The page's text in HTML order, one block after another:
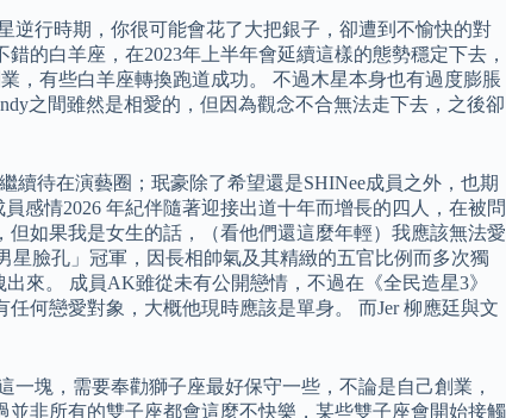
逆行時期，你很可能會花了大把銀子，卻遭到不愉快的對
的白羊座，在2023年上半年會延續這樣的態勢穩定下去，
，有些白羊座轉換跑道成功。 不過木星本身也有過度膨脹
之間雖然是相愛的，但因為觀念不合無法走下去，之後卻
待在演藝圈；珉豪除了希望還是SHINee成員之外，也期
感情2026 年紀伴隨著迎接出道十年而增長的四人，在被問
如果我是女生的話，（看他們還這麼年輕）我應該無法愛
星臉孔」冠軍，因長相帥氣及其精緻的五官比例而多次獨
來。 成員AK雖從未有公開戀情，不過在《全民造星3》
何戀愛對象，大概他現時應該是單身。 而Jer 柳應廷與文
塊，需要奉勸獅子座最好保守一些，不論是自己創業，
非所有的雙子座都會這麼不快樂，某些雙子座會開始接觸